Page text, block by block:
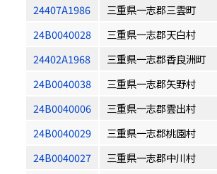
24407A1986
三重県一志郡三雲町
24B0040028
三重県一志郡天白村
24402A1968
三重県一志郡香良洲町
24B0040038
三重県一志郡矢野村
24B0040006
三重県一志郡雲出村
24B0040029
三重県一志郡桃園村
24B0040027
三重県一志郡中川村